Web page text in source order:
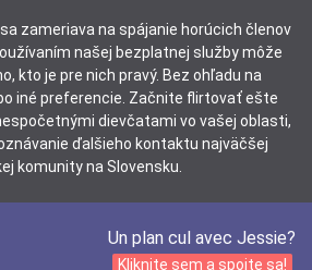
Un plan cul avec Jessie?
Kliknite sem a spojte sa!
zameriava na spájanie horúcich členov
našej bezplatnej služby môže
kto je pre nich pravý. Bez ohľadu na
iné preferencie. Začnite flirtovať ešte
dievčatami vo vašej oblasti,
ďalšieho kontaktu najväčšej
komunity na Slovensku.